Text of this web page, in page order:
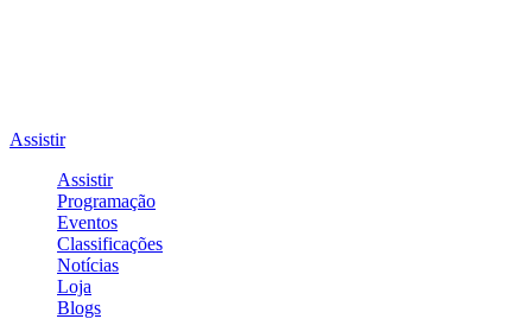
Assistir
Assistir
Programação
Eventos
Classificações
Notícias
Loja
Blogs